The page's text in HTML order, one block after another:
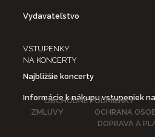
Vydavateľstvo
VSTUPENKY
NA KONCERTY
Najbližšie koncerty
Informácie k nákupu vstupeniek
OBCHODNÉ PODMIENKY
ZMLUVY
OCHRANA
DOPRAVA A